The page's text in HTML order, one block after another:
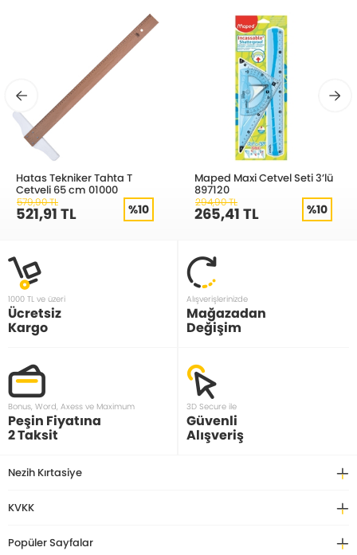
Hatas Tekniker Tahta T
Cetveli 65 cm 01000
579,90 TL
521,91 TL %10
Maped Maxi Cetvel Seti 3’lü
897120
294,90 TL
265,41 TL %10
1000 TL ve üzeri
Ücretsiz
Kargo
Alışverişlerinizde
Mağazadan
Değişim
Bonus, Word, Axess ve Maximum
Peşin Fiyatına
2 Taksit
3D Secure ile
Güvenli
Alışveriş
Nezih Kırtasiye
KVKK
Popüler Sayfalar